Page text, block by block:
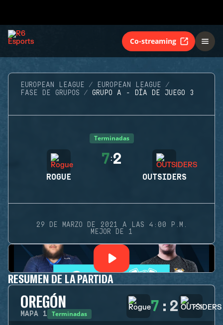
Co-streaming
EUROPEAN LEAGUE
EUROPEAN LEAGUE
FASE DE GRUPOS
GRUPO A - DÍA DE JUEGO 3
Terminadas
ROGUE
7:2
OUTSIDERS
29 DE MARZO DE 2021 A LAS 4:00 P.M.
MEJOR DE 1
RESUMEN DE LA PARTIDA
OREGÓN
MAPA 1 Terminadas 7 : 2